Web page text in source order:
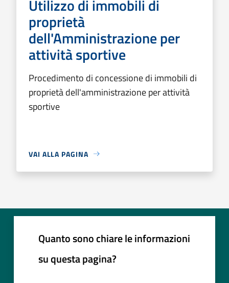
Utilizzo di immobili di
proprietà
dell'Amministrazione per
attività sportive
Procedimento di concessione di immobili di
proprietà dell'amministrazione per attività
sportive
VAI ALLA PAGINA
Quanto sono chiare le informazioni
su questa pagina?